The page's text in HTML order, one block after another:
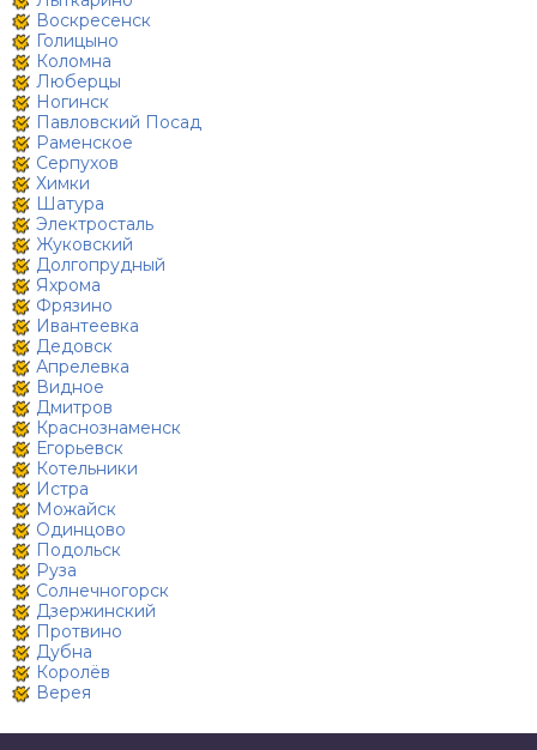
Воскресенск
Голицыно
Коломна
Люберцы
Ногинск
Павловский Посад
Раменское
Серпухов
Химки
Шатура
Электросталь
Жуковский
Долгопрудный
Яхрома
Фрязино
Ивантеевка
Дедовск
Апрелевка
Видное
Дмитров
Краснознаменск
Егорьевск
Котельники
Истра
Можайск
Одинцово
Подольск
Руза
Солнечногорск
Дзержинский
Протвино
Дубна
Королёв
Верея